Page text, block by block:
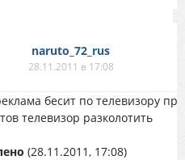
naruto_72_rus
28.11.2011 в 17:08
бесит по телевизору
телевизор разколотить
(28.11.2011, 17:08)